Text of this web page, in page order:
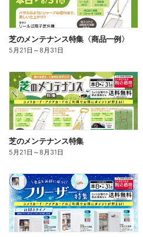
芝のメンテナンス特集〈商品一例〉
5月21日 ～8月31日
芝のメンテナンス特集
5月21日 ～8月31日